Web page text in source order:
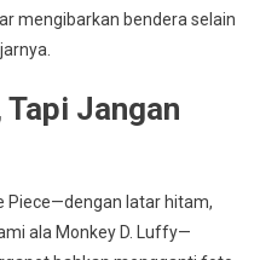
mengibarkan bendera selain
Jangan
Piece—dengan latar hitam,
ala Monkey D. Luffy—